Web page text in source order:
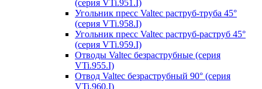
(серия VTi.951.I)
Угольник пресс Valtec раструб-труба 45°
(серия VTi.958.I)
Угольник пресс Valtec раструб-раструб 45°
(серия VTi.959.I)
Отводы Valtec безраструбные (серия
VTi.955.I)
Отвод Valtec безраструбный 90° (серия
VTi.960.I)